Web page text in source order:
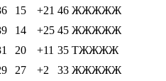
15 +21 46 ЖЖЖЖЖ
14 +25 45 ЖЖЖЖЖ
20 +11 35 ТЖЖЖЖ
27 +2 33 ЖЖЖЖЖ